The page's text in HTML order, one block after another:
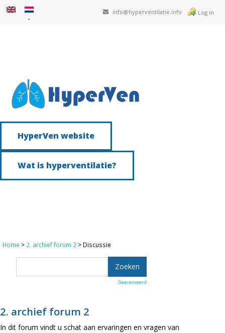
info@hyperventilatie.info Log in
HyperVen website
Wat is hyperventilatie?
Home > 2. archief forum 2 > Discussie
Geavanceerd
2. archief forum 2
In dit forum vindt u schat aan ervaringen en vragen van